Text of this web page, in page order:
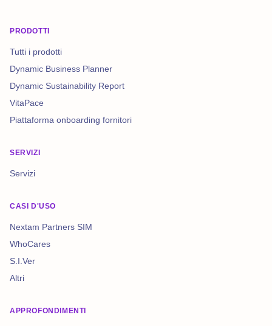
PRODOTTI
Tutti i prodotti
Dynamic Business Planner
Dynamic Sustainability Report
VitaPace
Piattaforma onboarding fornitori
SERVIZI
Servizi
CASI D'USO
Nextam Partners SIM
WhoCares
S.I.Ver
Altri
APPROFONDIMENTI